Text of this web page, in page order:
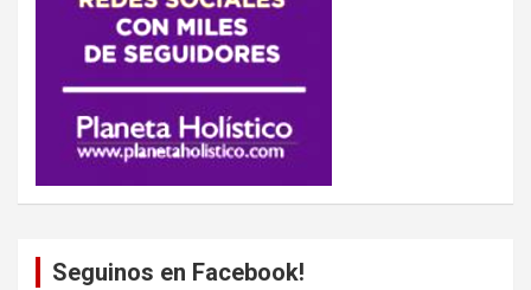
Seguinos en Facebook!